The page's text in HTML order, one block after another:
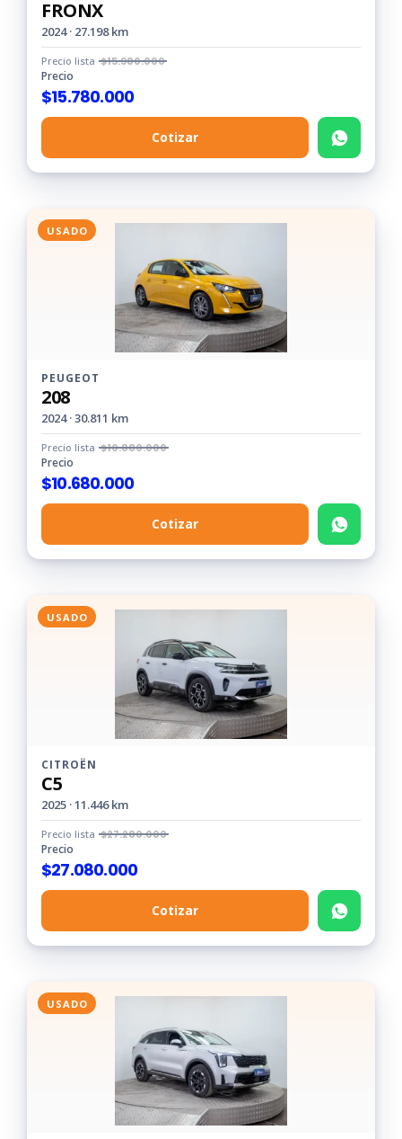
FRONX
2024 · 27.198 km
Precio lista $15.980.000
Precio
$15.780.000
Cotizar
USADO
PEUGEOT
208
2024 · 30.811 km
Precio lista $10.880.000
Precio
$10.680.000
Cotizar
USADO
CITROËN
C5
2025 · 11.446 km
Precio lista $27.280.000
Precio
$27.080.000
Cotizar
USADO